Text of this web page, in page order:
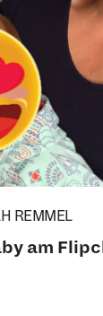
REMMEL
am